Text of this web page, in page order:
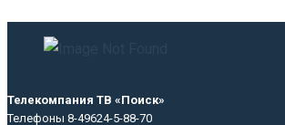
Телекомпания ТВ «Поиск»
Телефоны 8-49624-5-88-70